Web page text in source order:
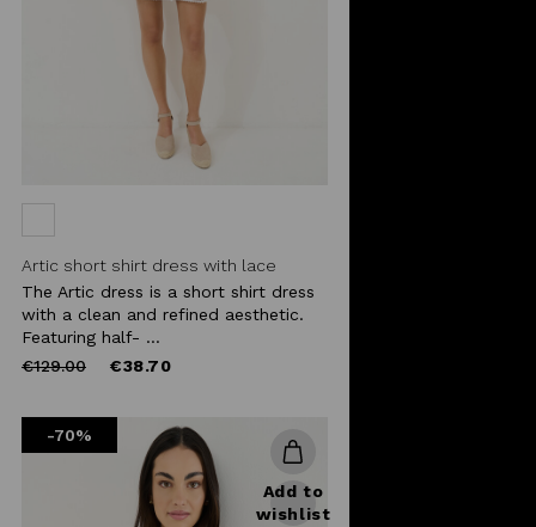
Artic short shirt dress with lace
The Artic dress is a short shirt dress
with a clean and refined aesthetic.
Featuring half- ...
Price
€129.00to €38.70
-70%
Add to
wishlist